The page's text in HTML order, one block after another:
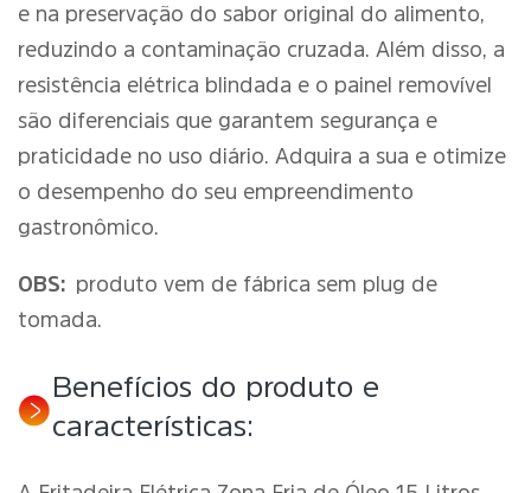
e na preservação do sabor original do alimento,
reduzindo a contaminação cruzada. Além disso, a
resistência elétrica blindada e o painel removível
são diferenciais que garantem segurança e
praticidade no uso diário. Adquira a sua e otimize
o desempenho do seu empreendimento
gastronômico.
OBS: produto vem de fábrica sem plug de
tomada.
Benefícios do produto e
características: